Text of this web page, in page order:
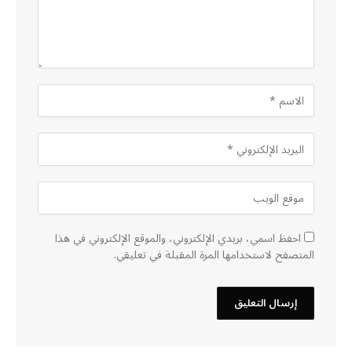
احفظ اسمي، بريدي الإلكتروني، والموقع الإلكتروني في هذا
المتصفح لاستخدامها المرة المقبلة في تعليقي.